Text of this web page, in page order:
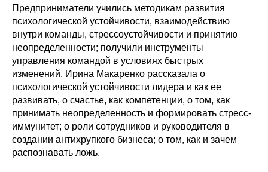
Предприниматели учились методикам развития
психологической устойчивости, взаимодействию
внутри команды, стрессоустойчивости и принятию
неопределенности; получили инструменты
управления командой в условиях быстрых
изменений. Ирина Макаренко рассказала о
психологической устойчивости лидера и как ее
развивать, о счастье, как компетенции, о том, как
принимать неопределенность и формировать стресс-
иммунитет; о роли сотрудников и руководителя в
создании антихрупкого бизнеса; о том, как и зачем
распознавать ложь.